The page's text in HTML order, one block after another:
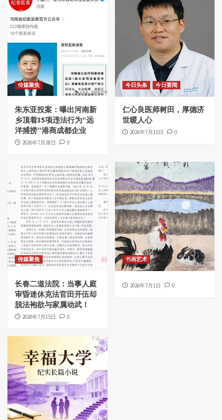
传媒聚焦
朱东亚投案：曝出河南新
乡顶着35项违法行为“远
洋捕捞”港商成都企业
2026年7月28日 0
今日头条 今日要闻
仁心良医师树田，厚德济
世暖人心
2026年7月15日 0
传媒聚焦
长春二道法院：当事人庭
审昏迷休克法官田开伍却
脱法袍欲与家属动武！
2026年7月15日 0
书画艺术
2026年7月1日 0